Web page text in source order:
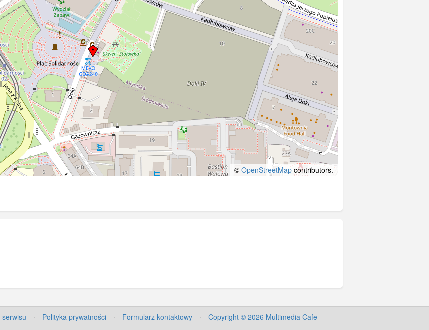
© OpenStreetMap contributors.
· Polityka prywatności · Formularz kontaktowy · Copyright © 2026 Multimedia Cafe